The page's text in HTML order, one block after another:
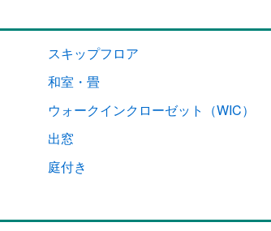
スキップフロア
和室・畳
ウォークインクローゼット（WIC）
出窓
庭付き